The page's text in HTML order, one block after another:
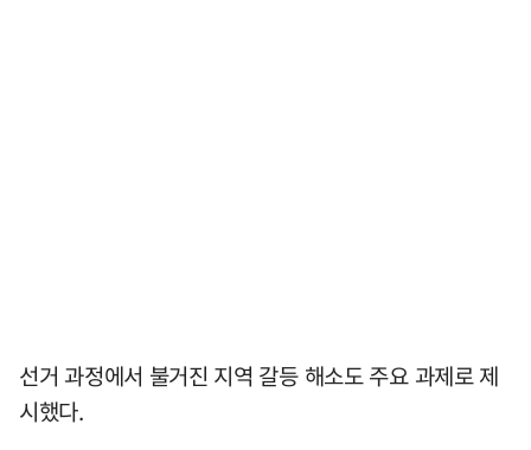
선거 과정에서 불거진 지역 갈등 해소도 주요 과제로 제
시했다.